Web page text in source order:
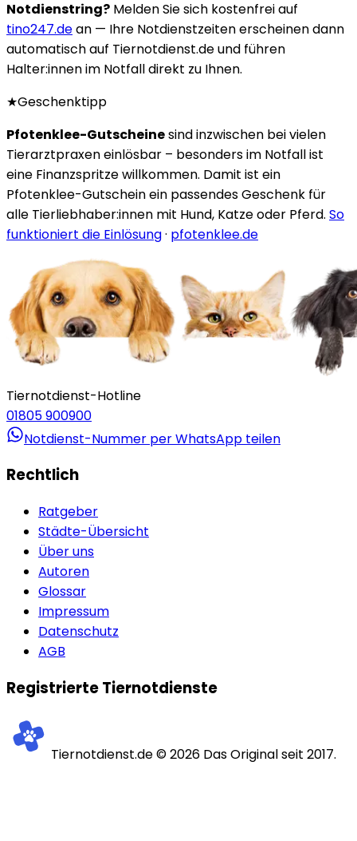
Notdienstring? Melden Sie sich kostenfrei auf
tino247.dean — Ihre Notdienstzeiten erscheinen dann
automatisch auf Tiernotdienst.de und führen
Halter:innen im Notfall direkt zu Ihnen.
★Geschenktipp
Pfotenklee-Gutscheinesind inzwischen bei vielen
Tierarztpraxen einlösbar – besonders im Notfall ist
eine Finanzspritze willkommen. Damit ist ein
Pfotenklee-Gutschein ein passendes Geschenk für
alle Tierliebhaber:innen mit Hund, Katze oder Pferd. So
funktioniert die Einlösung· pfotenklee.de
Tiernotdienst-Hotline
01805 900900
Notdienst-Nummer per WhatsApp teilen
Rechtlich
Ratgeber
Städte-Übersicht
Über uns
Autoren
Glossar
Impressum
Datenschutz
AGB
Registrierte Tiernotdienste
Tiernotdienst.de ©2026 Das Original seit 2017.